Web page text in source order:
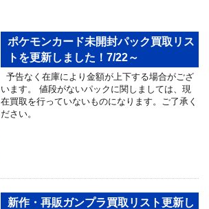
ポケモンカード未開封パック買取リス
トを更新しました！7/22～
予告なく在庫により金額が上下する場合がござ
います。 値段がないパックに関しましては、現
在買取を行っていないものになります。ご了承く
ださい。
新作・再販ガンプラ買取リスト更新し